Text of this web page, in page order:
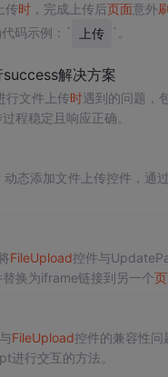
传时，完成上传后页面意外
码示例：`
上传 `。
解决方案
行文件上传时遇到的问题，
程稳定且响应正确。
态添加文件上传控件，
FileUpload控件与
替换为iframe链接到另一个
FileUpload控件的兼容性问
进行交互的方法。